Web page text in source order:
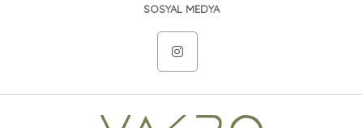
SOSYAL MEDYA